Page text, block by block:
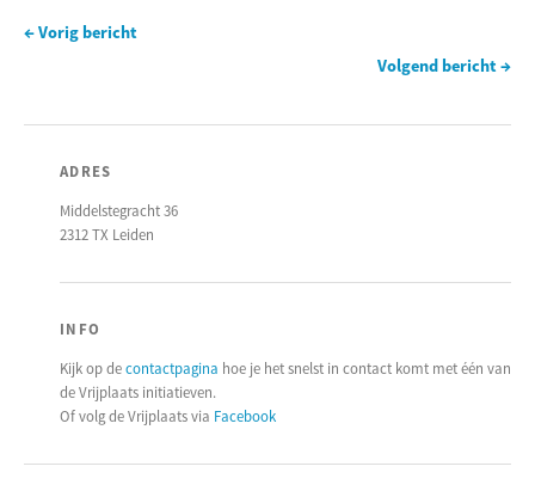
← Vorig bericht
Volgend bericht →
ADRES
Middelstegracht 36
2312 TX Leiden
INFO
Kijk op decontactpagina hoe je het snelst in contact komt met één van
de Vrijplaats initiatieven.
Of volg de Vrijplaats via Facebook